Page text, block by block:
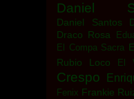
Daniel
Daniel Santos
Draco Rosa
El Compa Sacra
Rubio Loco
El
Crespo
Fenix Frankie